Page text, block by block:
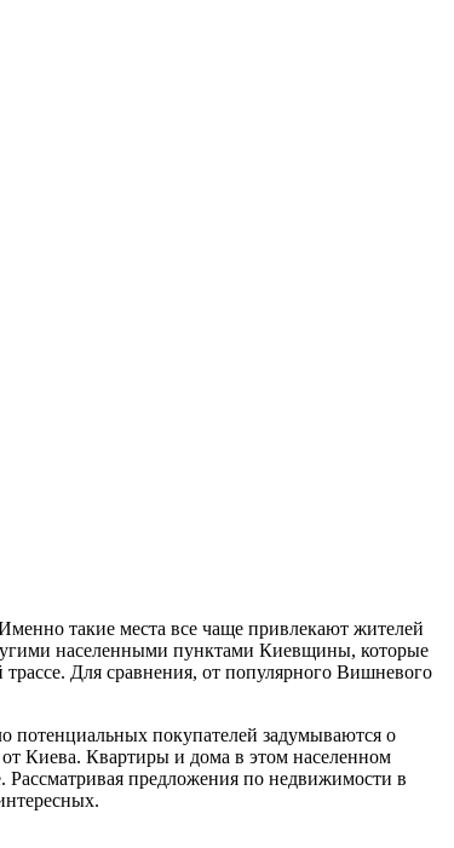
такие места все чаще привлекают жителей
населенными пунктами Киевщины, которые
Для сравнения, от популярного Вишневого
потенциальных покупателей задумываются о
Киева. Квартиры и дома в этом населенном
Рассматривая предложения по недвижимости в